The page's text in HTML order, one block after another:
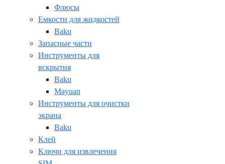
Флюсы
Емкости для жидкостей
Baku
Запасные части
Инструменты для
вскрытия
Baku
Mayuan
Инструменты для очистки
экрана
Baku
Клей
Ключи для извлечения